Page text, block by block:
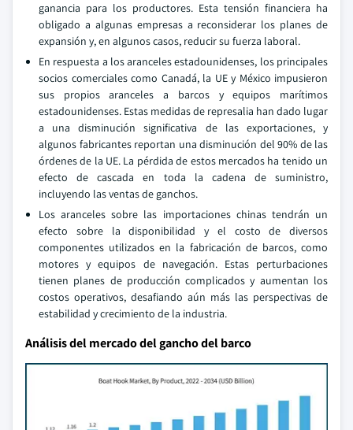
ganancia para los productores. Esta tensión financiera ha
obligado a algunas empresas a reconsiderar los planes de
expansión y, en algunos casos, reducir su fuerza laboral.
En respuesta a los aranceles estadounidenses, los principales
socios comerciales como Canadá, la UE y México impusieron
sus propios aranceles a barcos y equipos marítimos
estadounidenses. Estas medidas de represalia han dado lugar
a una disminución significativa de las exportaciones, y
algunos fabricantes reportan una disminución del 90% de las
órdenes de la UE. La pérdida de estos mercados ha tenido un
efecto de cascada en toda la cadena de suministro,
incluyendo las ventas de ganchos.
Los aranceles sobre las importaciones chinas tendrán un
efecto sobre la disponibilidad y el costo de diversos
componentes utilizados en la fabricación de barcos, como
motores y equipos de navegación. Estas perturbaciones
tienen planes de producción complicados y aumentan los
costos operativos, desafiando aún más las perspectivas de
estabilidad y crecimiento de la industria.
Análisis del mercado del gancho del barco